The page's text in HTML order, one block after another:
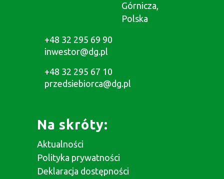
Górnicza,
Polska
+48 32 295 69 90
inwestor@dg.pl
+48 32 295 67 10
przedsiebiorca@dg.pl
Na skróty:
Aktualności
Polityka prywatności
Deklaracja dostępności